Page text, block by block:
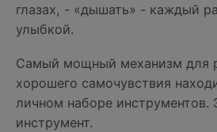
глазах, - «дышать» - каждый
улыбкой.
Самый мощный механизм для
хорошего самочувствия
личном наборе инструментов.
инструмент.